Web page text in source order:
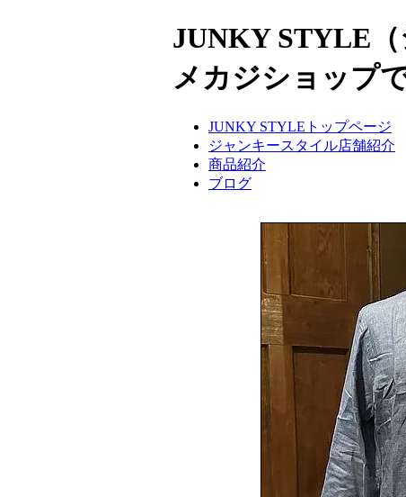
JUNKY STYLE
メカジショップ
JUNKY STYLEトップページ
ジャンキースタイル店舗紹介
商品紹介
ブログ